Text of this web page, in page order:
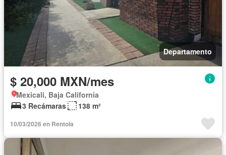
Departamento
$ 20,000 MXN/mes
Mexicali, Baja California
3 Recámaras
138 m²
10/03/2026 en Rentola